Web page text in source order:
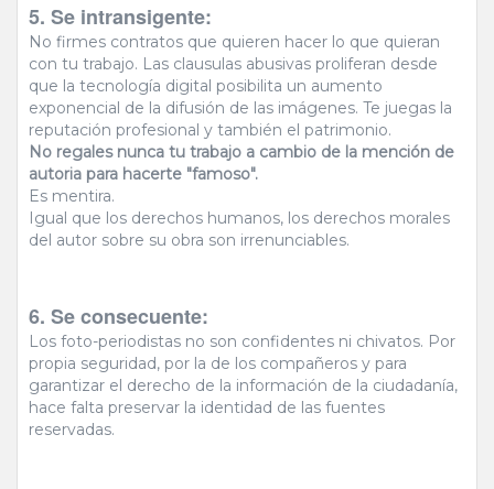
5. Se intransigente:
No firmes contratos que quieren hacer lo que quieran
con tu trabajo. Las clausulas abusivas proliferan desde
que la tecnología digital posibilita un aumento
exponencial de la difusión de las imágenes. Te juegas la
reputación profesional y también el patrimonio.
No regales nunca tu trabajo a cambio de la mención de
autoria para hacerte "famoso".
Es mentira.
Igual que los derechos humanos, los derechos morales
del autor sobre su obra son irrenunciables.
6. Se consecuente:
Los foto-periodistas no son confidentes ni chivatos. Por
propia seguridad, por la de los compañeros y para
garantizar el derecho de la información de la ciudadanía,
hace falta preservar la identidad de las fuentes
reservadas.